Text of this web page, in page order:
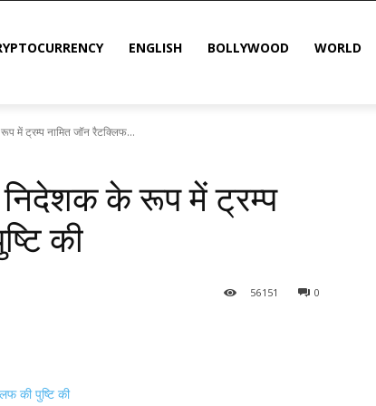
ENGLISH BOLLYWOOD WORLD
में ट्रम्प नामित जॉन रैटक्लिफ...
के रूप में ट्रम्प
की
0
56151